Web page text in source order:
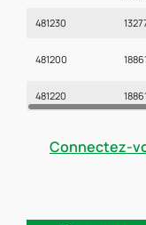
481230
481200
481220
Connectez-